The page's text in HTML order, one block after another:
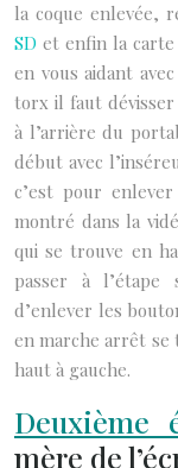
la coque enlevée,
SD et enfin la
en vous aidant
torx il faut dévisser
à l’arrière du
début avec
c’est pour
montré dans la
qui se trouve en
passer à
d’enlever les
en marche arrêt se
haut à gauche.
Deuxième
mère de